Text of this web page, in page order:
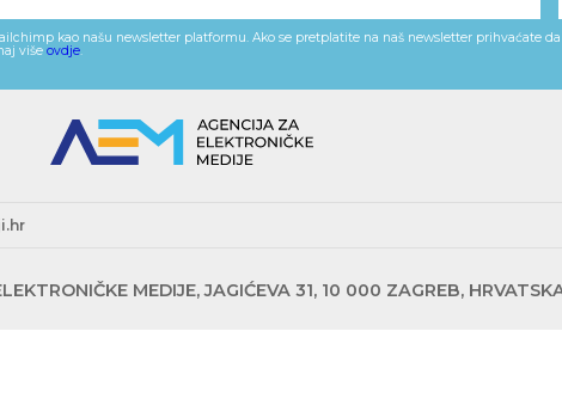
kao našu newsletter platformu. Ako se pretplatite na naš newsletter prihvaćate
više ovdje.
MEDIJE, JAGIĆEVA 31, 10 000 ZAGREB,